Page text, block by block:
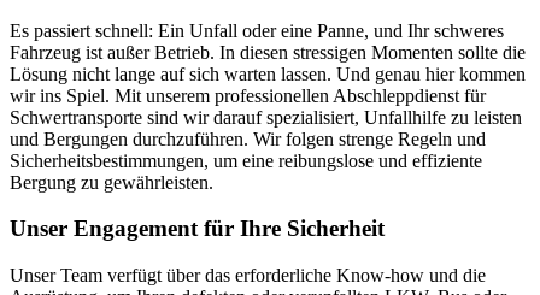
Es passiert schnell: Ein Unfall oder eine Panne, und Ihr schweres
Fahrzeug ist außer Betrieb. In diesen stressigen Momenten sollte die
Lösung nicht lange auf sich warten lassen. Und genau hier kommen
wir ins Spiel. Mit unserem professionellen Abschleppdienst für
Schwertransporte sind wir darauf spezialisiert, Unfallhilfe zu leisten
und Bergungen durchzuführen. Wir folgen strenge Regeln und
Sicherheitsbestimmungen, um eine reibungslose und effiziente
Bergung zu gewährleisten.
Unser Engagement für Ihre Sicherheit
Unser Team verfügt über das erforderliche Know-how und die